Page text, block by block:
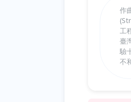
作
工
臺
驗
不